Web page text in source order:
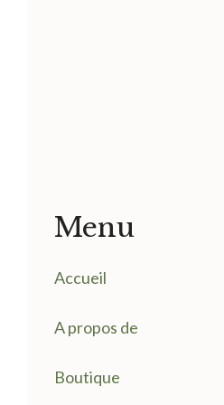
Menu
Accueil
A propos de
Boutique